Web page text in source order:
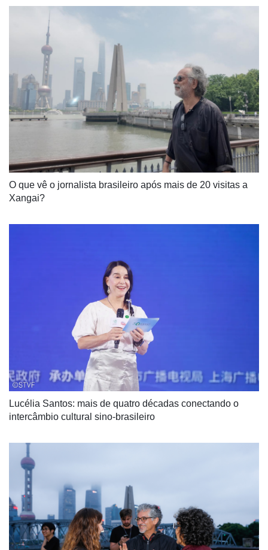
O que vê o jornalista brasileiro após mais de 20 visitas a
Xangai?
Lucélia Santos: mais de quatro décadas conectando o
intercâmbio cultural sino-brasileiro